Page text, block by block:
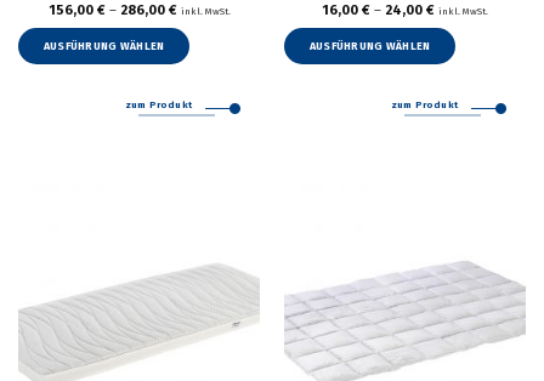
156,00 €– 286,00 € inkl. MwSt.
AUSFÜHRUNG WÄHLEN
Varianten
gewählt
zum Produkt
16,00 € – 24,00 € inkl. MwSt.
AUSFÜHRUNG WÄHLEN
gewählt
werden
zum Produkt